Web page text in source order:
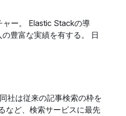
ー。 Elastic Stackの導
豊富な実績を有する。 日
社は従来の記事検索の枠を
など、検索サービスに最先